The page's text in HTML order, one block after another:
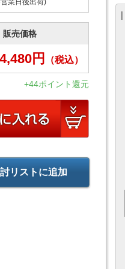
業日後出荷)
販売価格
円 （税込）
+44ポイント還元
リストに追加